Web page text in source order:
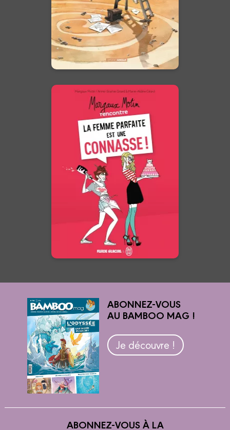
En voir +
Margaux Motin
rencontre la
Femme parfaite
est une connasse
Tome 01
Date de parution :
01/05/2019
En voir +
ABONNEZ-VOUS
AU BAMBOO MAG !
Je découvre !
ABONNEZ-VOUS À LA